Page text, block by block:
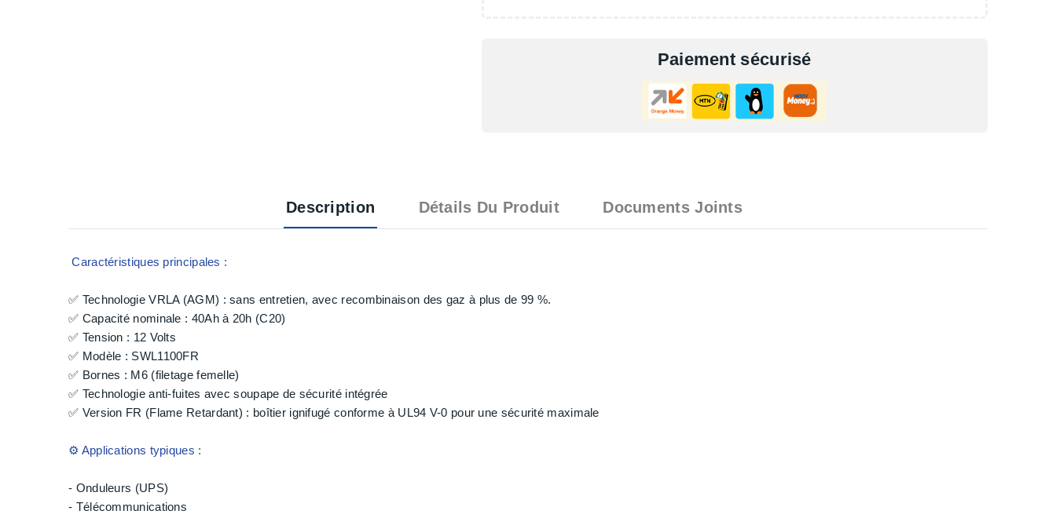
Paiement sécurisé
Description Détails Du Produit Documents Joints
Caractéristiques principales :
✅ Technologie VRLA (AGM) : sans entretien, avec recombinaison des gaz à plus de 99 %.
✅ Capacité nominale : 40Ah à 20h (C20)
✅ Tension : 12 Volts
✅ Modèle : SWL1100FR
✅ Bornes : M6 (filetage femelle)
✅ Technologie anti-fuites avec soupape de sécurité intégrée
✅ Version FR (Flame Retardant) : boîtier ignifugé conforme à UL94 V-0 pour une sécurité maximale
⚙️ Applications typiques :
- Onduleurs (UPS)
- Télécommunications